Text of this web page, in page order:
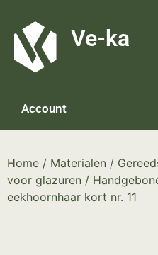
Ve-ka
Account
Home / Materialen /
voor glazuren /
eekhoornhaar kort nr. 11